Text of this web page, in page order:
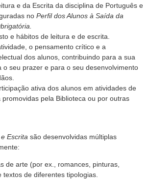
e da Escrita da disciplina de Português e
no Perfil dos Alunos à Saída da
e hábitos de leitura e de escrita.
o pensamento crítico e a
dos alunos, contribuindo para a sua
o seu prazer e para o seu desenvolvimento
ativa dos alunos em atividades de
promovidas pela Biblioteca ou por outras
Escrita são desenvolvidas múltiplas
de arte (por ex., romances, pinturas,
textos de diferentes tipologias.